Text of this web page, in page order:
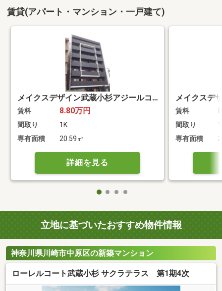
賃貸(アパート・マンション・一戸建て)
メイクスデザイン武蔵小杉アジールコート
賃料 8.80万円
間取り
1K
専有面積
20.59㎡
詳細を見る
賃料
間取り
専有面積
立地に基づいたおすすめ物件情報
神奈川県川崎市中原区の新築マンション
ローレルコート武蔵小杉 サクラテラス 第1期4次